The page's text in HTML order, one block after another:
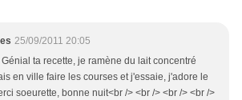
25/09/2011 20:05
Génial ta recette, je ramène du lait concentré
en ville faire les courses et j'essaie, j'adore le
soeurette, bonne nuit<br /> <br /> <br /> <br />